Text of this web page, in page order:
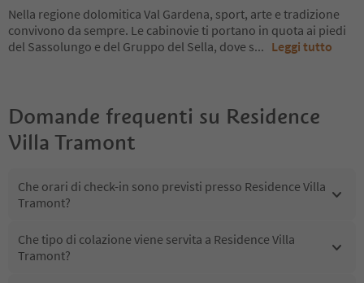
Nella regione dolomitica Val Gardena, sport, arte e tradizione
convivono da sempre. Le cabinovie ti portano in quota ai piedi
del Sassolungo e del Gruppo del Sella, dove s... Leggi tutto
Domande frequenti su Residence
Villa Tramont
Che orari di check-in sono previsti presso Residence Villa
Tramont?
Che tipo di colazione viene servita a Residence Villa
Tramont?